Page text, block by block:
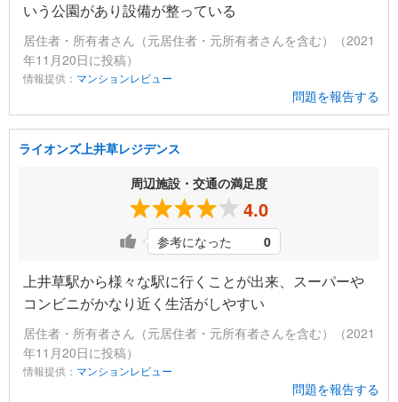
いう公園があり設備が整っている
居住者・所有者さん（元居住者・元所有者さんを含む）（2021
年11月20日に投稿）
情報提供： マンションレビュー
問題を報告する
ライオンズ上井草レジデンス
周辺施設・交通の満足度
4.0
参考になった 0
上井草駅から様々な駅に行くことが出来、スーパーや
コンビニがかなり近く生活がしやすい
居住者・所有者さん（元居住者・元所有者さんを含む）（2021
年11月20日に投稿）
情報提供： マンションレビュー
問題を報告する